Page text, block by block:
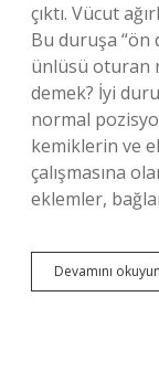
çıktı. Vücut
Bu duruşa “ön
ünlüsü oturan
demek? İyi
normal
kemiklerin ve
çalışmasına
eklemler,
Devamını okuyun